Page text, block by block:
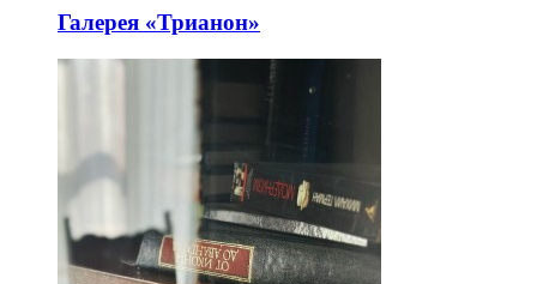
Галерея «Трианон»